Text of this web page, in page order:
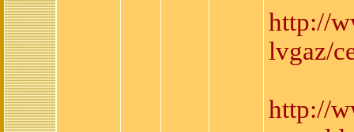
http://
lvgaz/
http://